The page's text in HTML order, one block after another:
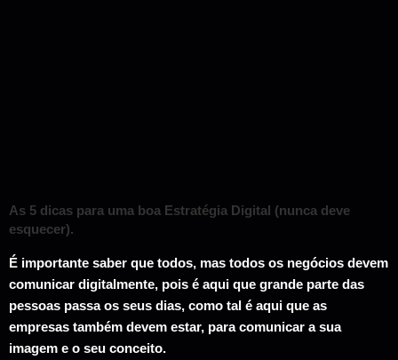
As 5 dicas para uma boa Estratégia Digital (nunca deve
esquecer).
É importante saber que todos, mas todos os negócios devem
comunicar digitalmente, pois é aqui que grande parte das
pessoas passa os seus dias, como tal é aqui que as
empresas também devem estar, para comunicar a sua
imagem e o seu conceito.